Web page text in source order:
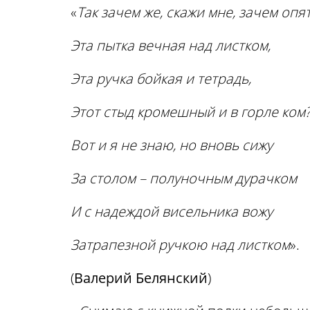
«Так зачем же, скажи мне, зачем
Эта пытка вечная над листком,
Эта ручка бойкая и тетрадь,
Этот стыд кромешный и в горле ком?
Вот и я не знаю, но вновь сижу
За столом – полуночным дурачком
И с надеждой висельника вожу
Затрапезной ручкою над листком».
(Валерий Белянский)